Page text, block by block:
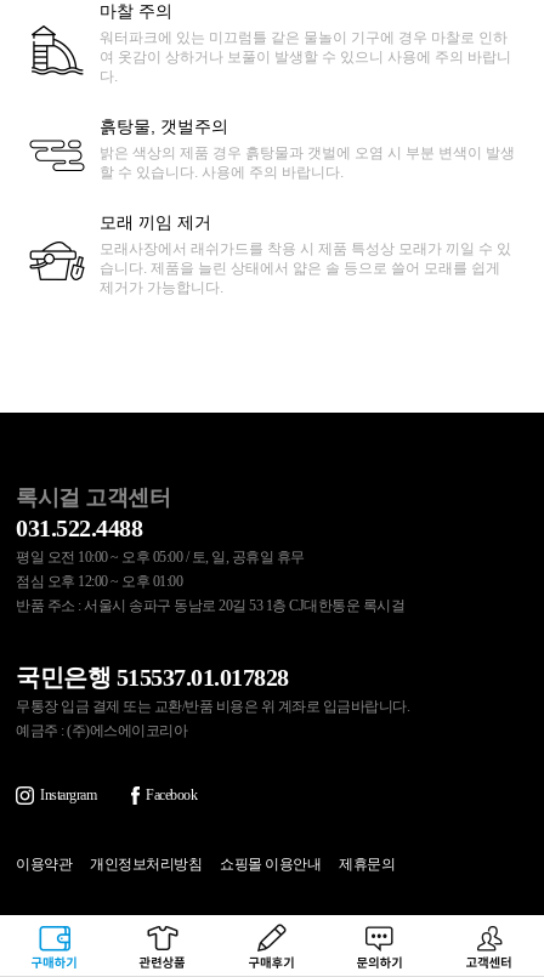
구매하기 관련상품 상품후기 문의하기 고객센터
마찰 주의
워터파크에 있는 미끄럼틀 같은 물놀이 기구에 경우 마찰로 인하
여 옷감이 상하거나 보풀이 발생할 수 있으니 사용에 주의 바랍니
다.
흙탕물, 갯벌주의
밝은 색상의 제품 경우 흙탕물과 갯벌에 오염 시 부분 변색이 발생
할 수 있습니다. 사용에 주의 바랍니다.
모래 끼임 제거
모래사장에서 래쉬가드를 착용 시 제품 특성상 모래가 끼일 수 있
습니다. 제품을 늘린 상태에서 얇은 솔 등으로 쓸어 모래를 쉽게
제거가 가능합니다.
록시걸 고객센터
031.522.4488
평일 오전 10:00 ~ 오후 05:00 / 토, 일, 공휴일 휴무
점심 오후 12:00 ~ 오후 01:00
반품 주소 : 서울시 송파구 동남로 20길 53 1층 CJ대한통운 록시걸
국민은행 515537.01.017828
무통장 입금 결제 또는 교환/반품 비용은 위 계좌로 입금바랍니다.
예금주 : (주)에스에이코리아
Instargram Facebook
이용약관 개인정보처리방침 쇼핑몰 이용안내 제휴문의
(주)에스에이코리아 대표이사 : 송수아
사업자등록번호 : 215-87-97374